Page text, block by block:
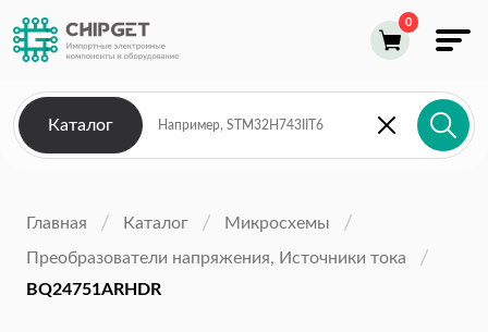
Каталог
Главная Каталог
Микросхемы
Преобразователи напряжения, Источники тока
BQ24751ARHDR